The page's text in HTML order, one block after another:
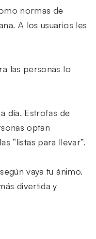
normas de
A los usuarios les
las personas lo
día. Estrofas de
optan
“listas para llevar”.
vaya tu ánimo.
divertida y